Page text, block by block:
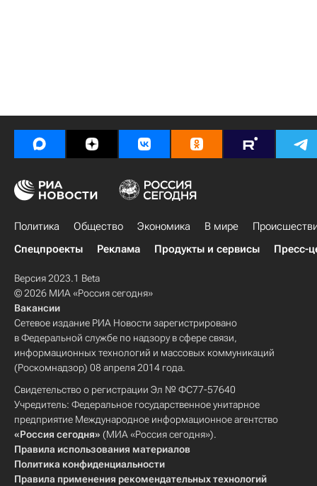
Политика Общество Экономика В мире
Спецпроекты
Реклама Продукты и сервисы Пресс-
Версия 2023.1 Beta
© 2026 МИА «Россия сегодня»
Вакансии
Сетевое издание РИА Новости зарегистрировано
в Федеральной службе по надзору в сфере связи,
информационных технологий и массовых коммуникаций
(Роскомнадзор) 08 апреля 2014 года.
Свидетельство о регистрации Эл № ФС77-57640
Учредитель: Федеральное государственное унитарное
предприятие Международное информационное агентство
«Россия сегодня» (МИА «Россия сегодня»).
Правила использования материалов
Политика конфиденциальности
Правила применения рекомендательных технологий